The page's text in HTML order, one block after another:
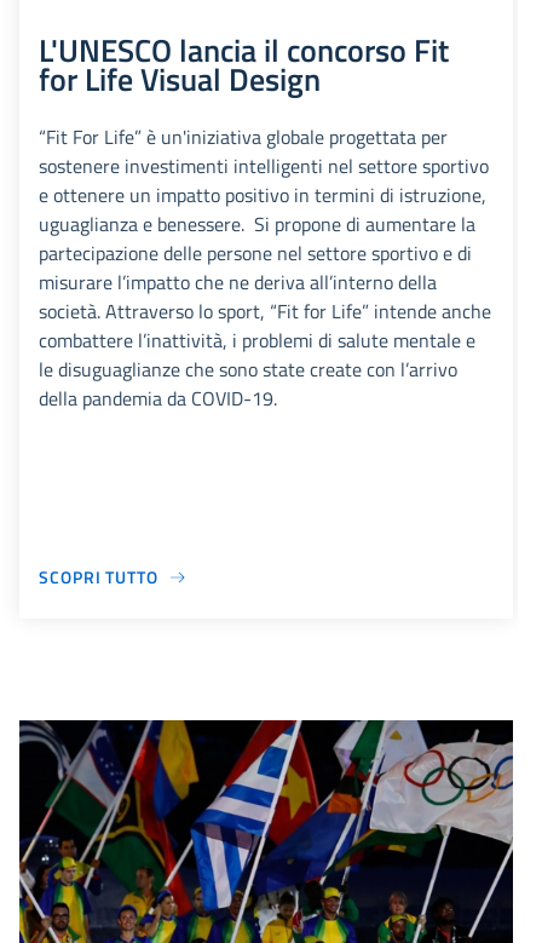
L'UNESCO lancia il concorso Fit
for Life Visual Design
“Fit For Life” è un'iniziativa globale progettata per
sostenere investimenti intelligenti nel settore sportivo
e ottenere un impatto positivo in termini di istruzione,
uguaglianza e benessere. Si propone di aumentare la
partecipazione delle persone nel settore sportivo e di
misurare l’impatto che ne deriva all’interno della
società. Attraverso lo sport, “Fit for Life” intende anche
combattere l’inattività, i problemi di salute mentale e
le disuguaglianze che sono state create con l’arrivo
della pandemia da COVID-19.
SCOPRI TUTTO